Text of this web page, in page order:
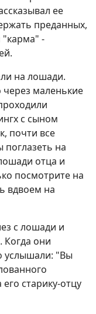
ее
преданных,
"карма" -
на лошади.
через маленькие
с сыном
почти все
на
отца и
посмотрите на
вдвоем на
с лошади и
Когда они
услышали: "Вы
старику-отцу